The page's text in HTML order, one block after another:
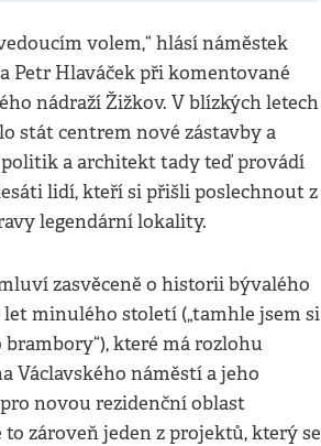
volem,“ hlásí náměstek
Petr Hlaváček při komentované
nádraží Žižkov. V blízkých letech
stát centrem nové zástavby a
a architekt tady teď provádí
lidí, kteří si přišli poslechnout z
legendární lokality.
zasvěceně o historii bývalého
minulého století („tamhle jsem si
které má rozlohu
Václavského náměstí a jeho
novou rezidenční oblast
zároveň jeden z projektů, který se